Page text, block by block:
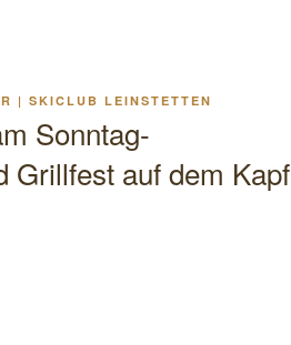
| SKICLUB LEINSTETTEN
Sonntag-
Grillfest auf dem Kapf